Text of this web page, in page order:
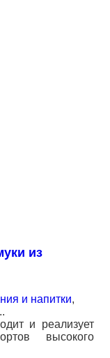
из
и напитки,
и реализует
высокого